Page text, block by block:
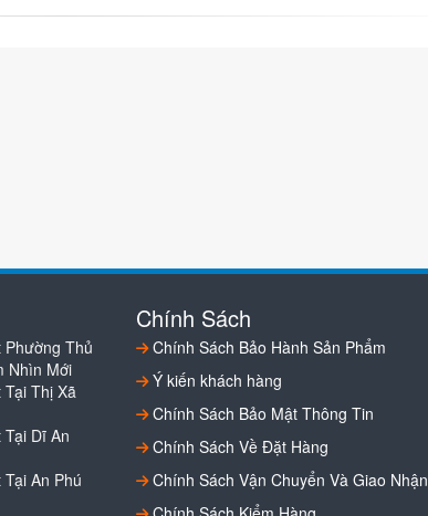
Thủ
Nhìn Mới
Thị Xã
Dĩ An
An Phú
Chính Sách
Chính Sách Bảo Hành Sản Phẩm
Ý kiến khách hàng
Chính Sách Bảo Mật Thông Tin
Chính Sách Về Đặt Hàng
Chính Sách Vận Chuyển Và Giao Nhận